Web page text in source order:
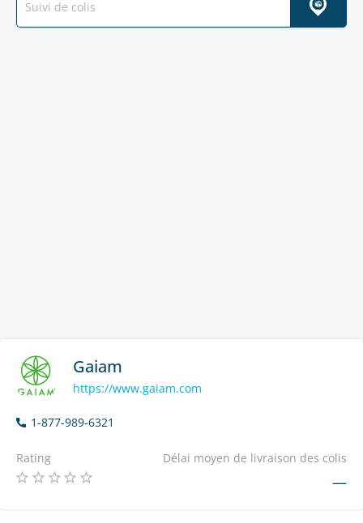
Gaiam
https://www.gaiam.com
1-877-989-6321
Rating Délai moyen de livraison des colis
—